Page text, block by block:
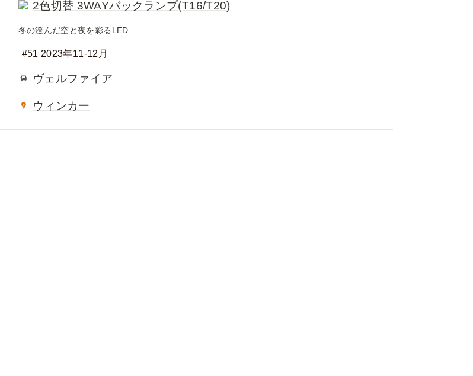
2色切替 3WAYバックランプ(T16/T20)
冬の澄んだ空と夜を彩るLED
#51 2023年11-12月
ヴェルファイア
ウィンカー